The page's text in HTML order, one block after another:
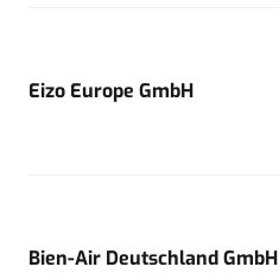
Eizo Europe GmbH
Bien-Air Deutschland GmbH